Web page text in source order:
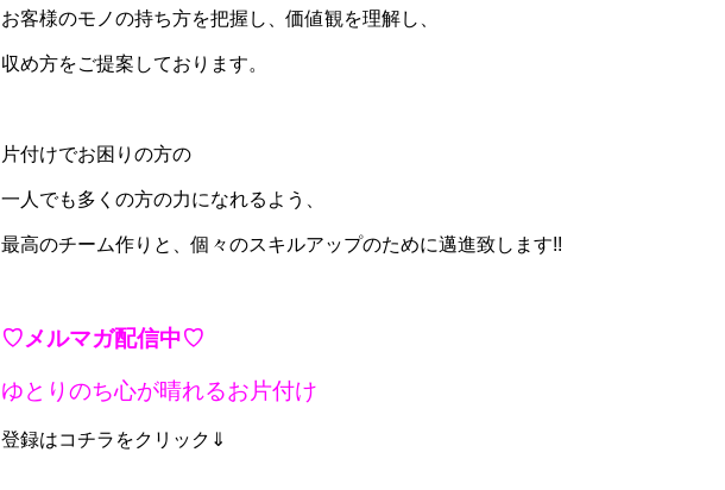
お客様のモノの持ち方を把握し、価値観を理解し、
収め方をご提案しております。
片付けでお困りの方の
一人でも多くの方の力になれるよう、
最高のチーム作りと、個々のスキルアップのために邁進致します!!
♡メルマガ配信中♡
ゆとりのち心が晴れるお片付け
登録はコチラをクリック⇓